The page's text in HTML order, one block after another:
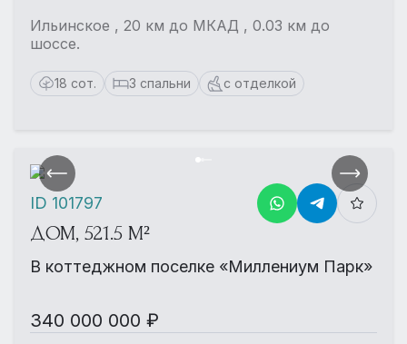
Ильинское , 20 км до МКАД , 0.03 км до
шоссе.
18 сот. 3 спальни с отделкой
ДОМ, 521.5 М²
В коттеджном поселке «Миллениум Парк»
340 000 000 ₽
ID 101797